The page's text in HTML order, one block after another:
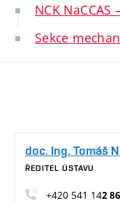
NCK
Sekce
doc. Ing. Tomáš
ŘEDITEL ÚSTAVU
+420 541 142